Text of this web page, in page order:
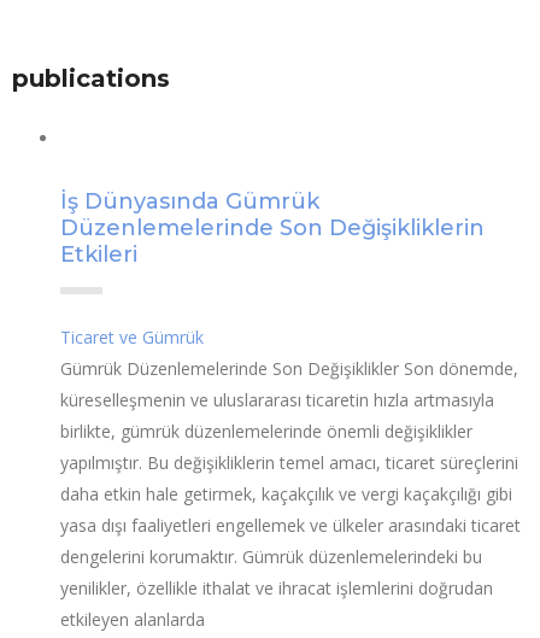
publications
İş Dünyasında Gümrük
Düzenlemelerinde Son Değişikliklerin
Etkileri
Ticaret ve Gümrük
Gümrük Düzenlemelerinde Son Değişiklikler Son dönemde,
küreselleşmenin ve uluslararası ticaretin hızla artmasıyla
birlikte, gümrük düzenlemelerinde önemli değişiklikler
yapılmıştır. Bu değişikliklerin temel amacı, ticaret süreçlerini
daha etkin hale getirmek, kaçakçılık ve vergi kaçakçılığı gibi
yasa dışı faaliyetleri engellemek ve ülkeler arasındaki ticaret
dengelerini korumaktır. Gümrük düzenlemelerindeki bu
yenilikler, özellikle ithalat ve ihracat işlemlerini doğrudan
etkileyen alanlarda